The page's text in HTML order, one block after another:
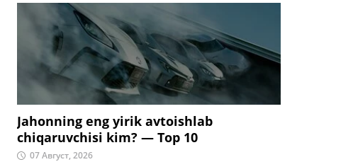
Jahonning eng yirik avtoishlab
chiqaruvchisi kim? — Top 10
07 Август, 2026